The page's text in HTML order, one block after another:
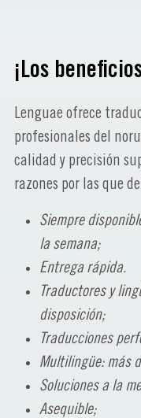
¡Los
Lenguae ofrece
profesionales del
calidad y precisión
razones por las que
Siempre
la semana;
Entrega rápida.
Traductores y
disposición;
Traducciones
Multilingüe: más
Soluciones a la
Asequible;